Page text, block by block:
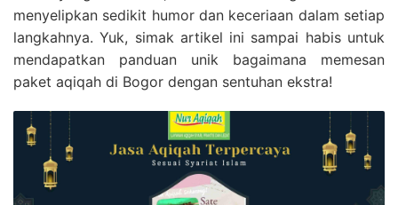
menyelipkan sedikit humor dan keceriaan dalam setiap
langkahnya. Yuk, simak artikel ini sampai habis untuk
mendapatkan panduan unik bagaimana memesan
paket aqiqah di Bogor dengan sentuhan ekstra!